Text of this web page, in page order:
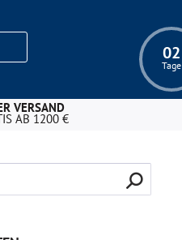
02
Tage
VERSAND
AB 1200 €